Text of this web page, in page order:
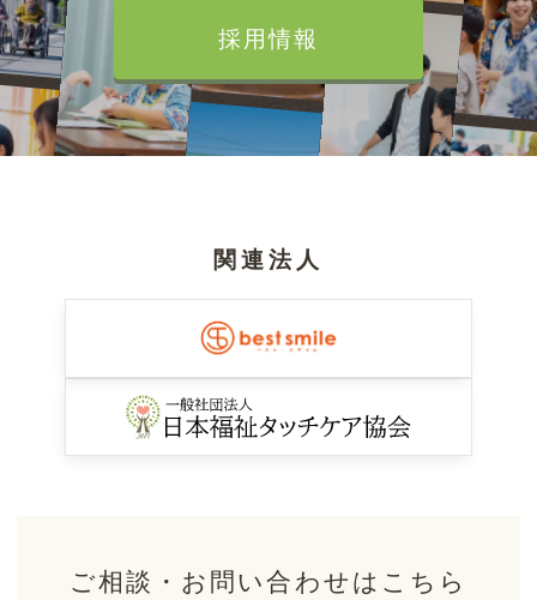
採用情報
関連法人
ご相談・お問い合わせはこちら